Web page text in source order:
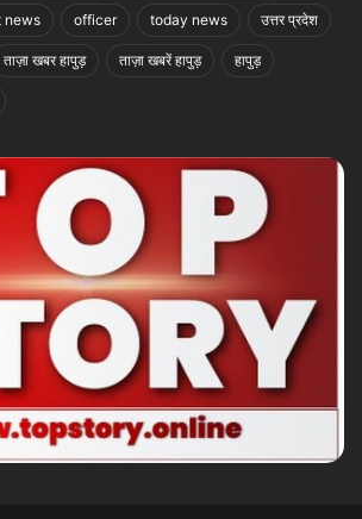
news officer today news उत्तर प्रदेश
ताज़ा खबर हापुड़ ताज़ा खबरें हापुड़ हापुड़